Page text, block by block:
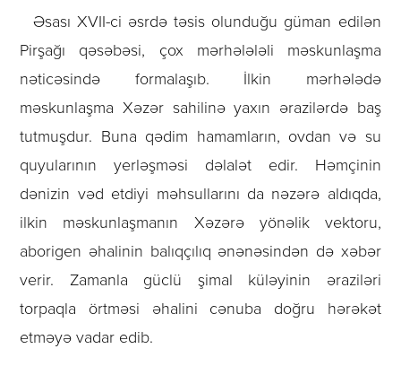
Əsası XVII-ci əsrdə təsis olunduğu güman edilən
Pirşağı qəsəbəsi, çox mərhələləli məskunlaşma
nəticəsində formalaşıb. İlkin mərhələdə
məskunlaşma Xəzər sahilinə yaxın ərazilərdə baş
tutmuşdur. Buna qədim hamamların, ovdan və su
quyularının yerləşməsi dəlalət edir. Həmçinin
dənizin vəd etdiyi məhsullarını da nəzərə aldıqda,
ilkin məskunlaşmanın Xəzərə yönəlik vektoru,
aborigen əhalinin balıqçılıq ənənəsindən də xəbər
verir. Zamanla güclü şimal küləyinin əraziləri
torpaqla örtməsi əhalini cənuba doğru hərəkət
etməyə vadar edib.